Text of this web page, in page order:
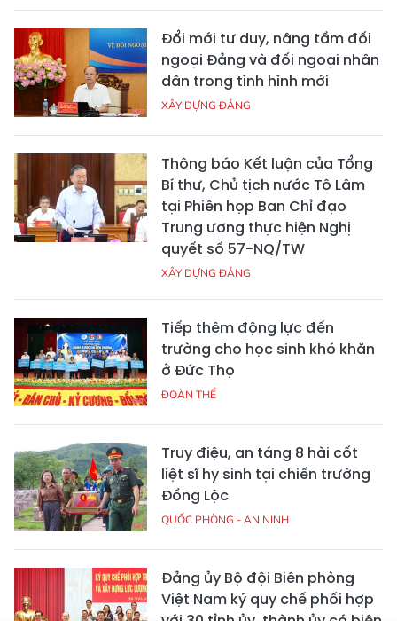
Đổi mới tư duy, nâng tầm đối
ngoại Đảng và đối ngoại nhân
dân trong tình hình mới
XÂY DỰNG ĐẢNG
Thông báo Kết luận của Tổng
Bí thư, Chủ tịch nước Tô Lâm
tại Phiên họp Ban Chỉ đạo
Trung ương thực hiện Nghị
quyết số 57-NQ/TW
XÂY DỰNG ĐẢNG
Tiếp thêm động lực đến
trường cho học sinh khó khăn
ở Đức Thọ
ĐOÀN THỂ
Truy điệu, an táng 8 hài cốt
liệt sĩ hy sinh tại chiến trường
Đồng Lộc
QUỐC PHÒNG - AN NINH
Đảng ủy Bộ đội Biên phòng
Việt Nam ký quy chế phối hợp